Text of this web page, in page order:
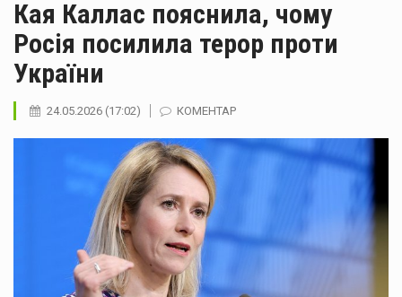
Кая Каллас пояснила, чому
Росія посилила терор проти
України
24.05.2026 (17:02) КОМЕНТАР